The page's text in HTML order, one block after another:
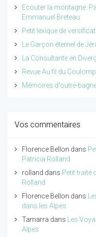
Ecouter la montagne.
Emmanuel Breteau
Petit lexique de
Le Garçon éternel de
La Consultante en
Revue Au fil du
Mémoires d'outre-
Vos commentaires
Florence Bellon dans
Patricia Rolland
rolland dans Petit traité
Rolland
Florence Bellon dans
dans les Alpes
Tamarra dans
Les
Alpes